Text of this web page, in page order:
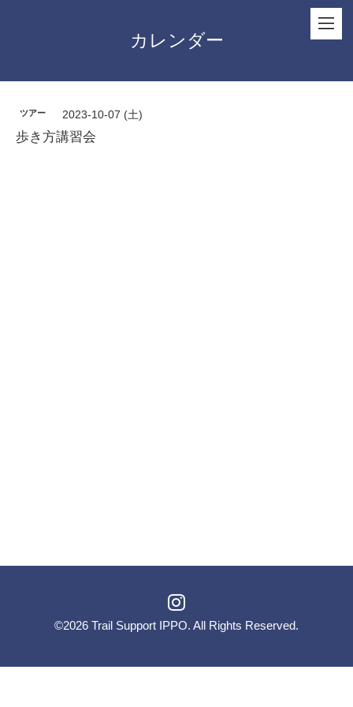
カレンダー
ツアー 2023-10-07 (土)
歩き方講習会
©2026 Trail Support IPPO. All Rights Reserved.